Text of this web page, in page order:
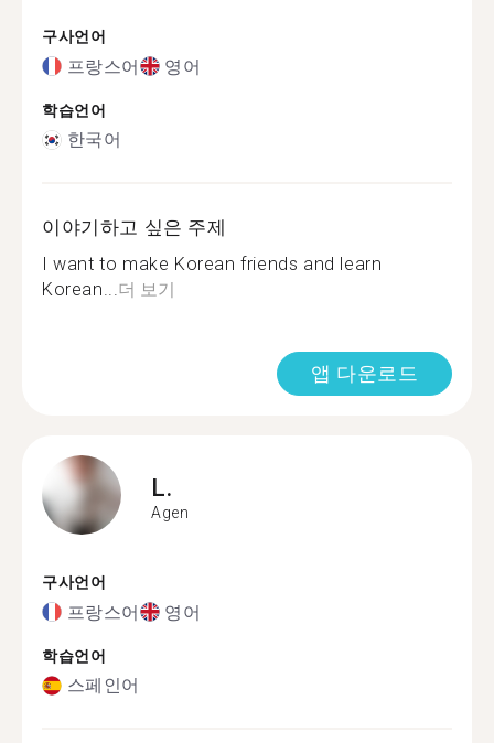
구사언어
프랑스어 영어
학습언어
한국어
이야기하고 싶은 주제
I want to make Korean friends and learn
Korean...더 보기
앱 다운로드
L.
Agen
구사언어
프랑스어 영어
학습언어
스페인어